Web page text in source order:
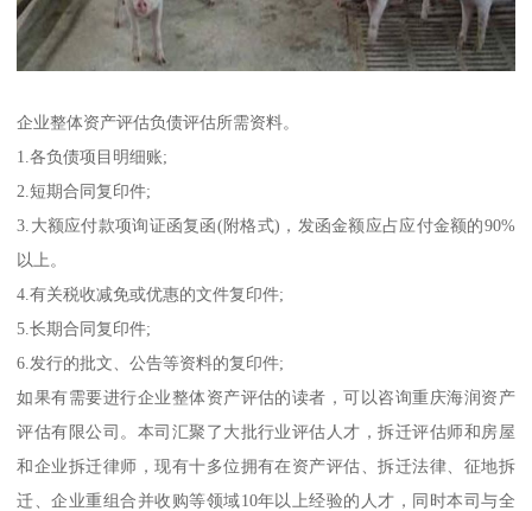
企业整体资产评估负债评估所需资料。
1.各负债项目明细账;
2.短期合同复印件;
3.大额应付款项询证函复函(附格式)，发函金额应占应付金额的90%
以上。
4.有关税收减免或优惠的文件复印件;
5.长期合同复印件;
6.发行的批文、公告等资料的复印件;
如果有需要进行企业整体资产评估的读者，可以咨询重庆海润资产
评估有限公司。本司汇聚了大批行业评估人才，拆迁评估师和房屋
和企业拆迁律师，现有十多位拥有在资产评估、拆迁法律、征地拆
迁、企业重组合并收购等领域10年以上经验的人才，同时本司与全